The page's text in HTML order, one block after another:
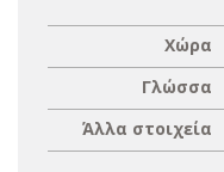
Χώρα
Γλώσσα
Άλλα στοιχεία